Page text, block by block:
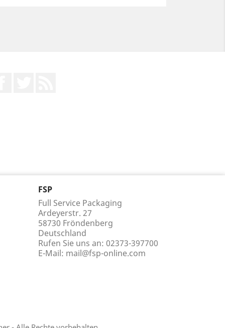
FSP
Full Service Packaging
Ardeyerstr. 27
58730 Fröndenberg
Deutschland
Rufen Sie uns an: 02373-397700
E-Mail: mail@fsp-online.com